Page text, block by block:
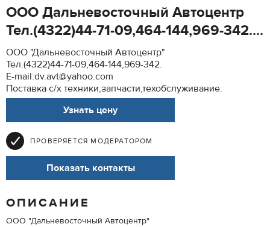
ООО Дальневосточный Автоцентр
Тел.(4322)44-71-09,464-144,969-342....
ООО "Дальневосточный Автоцентр"
Тел.(4322)44-71-09,464-144,969-342.
E-mail:dv.avt@yahoo.com
Поставка с/х техники,запчасти,техобслуживание.
Узнать цену
ПРОВЕРЯЕТСЯ МОДЕРАТОРОМ
Показать контакты
ОПИСАНИЕ
ООО "Дальневосточный Автоцентр"